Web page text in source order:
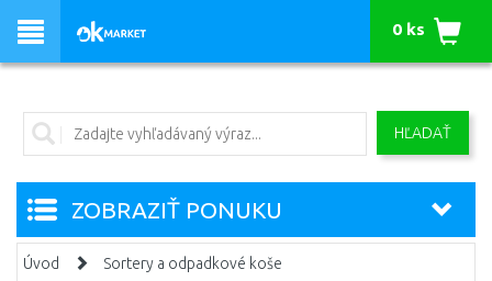
HĽADAŤ
0 ks
ZOBRAZIŤ PONUKU
Úvod Sortery a odpadkové koše